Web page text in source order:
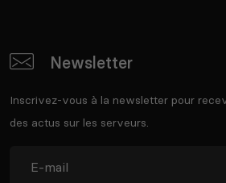
Newsletter
Inscrivez-vous à la newsletter pour
des actus sur les serveurs.